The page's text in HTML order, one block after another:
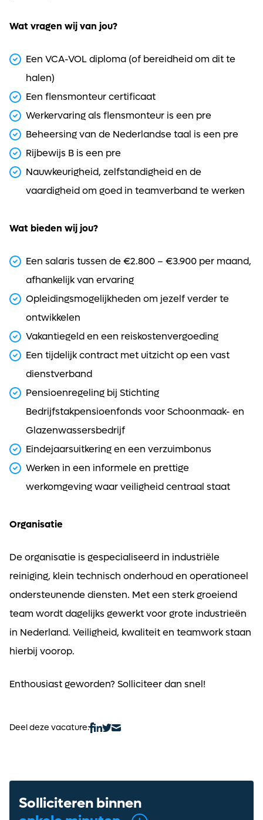
Wat vragen wij van jou?
Een VCA-VOL diploma (of bereidheid om dit te
halen)
Een flensmonteur certificaat
Werkervaring als flensmonteur is een pre
Beheersing van de Nederlandse taal is een pre
Rijbewijs B is een pre
Nauwkeurigheid, zelfstandigheid en de
vaardigheid om goed in teamverband te werken
Wat bieden wij jou?
Een salaris tussen de €2.800 – €3.900 per maand,
afhankelijk van ervaring
Opleidingsmogelijkheden om jezelf verder te
ontwikkelen
Vakantiegeld en een reiskostenvergoeding
Een tijdelijk contract met uitzicht op een vast
dienstverband
Pensioenregeling bij Stichting
Bedrijfstakpensioenfonds voor Schoonmaak- en
Glazenwassersbedrijf
Eindejaarsuitkering en een verzuimbonus
Werken in een informele en prettige
werkomgeving waar veiligheid centraal staat
Organisatie
De organisatie is gespecialiseerd in industriële
reiniging, klein technisch onderhoud en operationeel
ondersteunende diensten. Met een sterk groeiend
team wordt dagelijks gewerkt voor grote industrieën
in Nederland. Veiligheid, kwaliteit en teamwork staan
hierbij voorop.
Enthousiast geworden? Solliciteer dan snel!
Deel deze vacature:
Solliciteren binnen